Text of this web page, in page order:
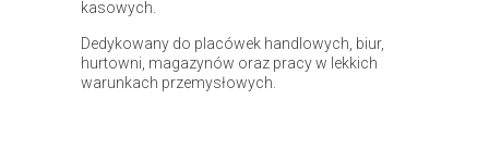
kasowych.
Dedykowany do placówek handlowych, biur,
hurtowni, magazynów oraz pracy w lekkich
warunkach przemysłowych.